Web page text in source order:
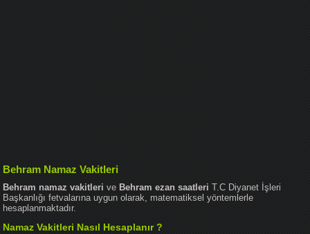
Behram Namaz Vakitleri
Behram namaz vakitleri ve Behram ezan saatleri T.C Diyanet İşleri
Başkanlığı fetvalarına uygun olarak, matematiksel yöntemlerle
hesaplanmaktadır.
Namaz Vakitleri Nasıl Hesaplanır ?